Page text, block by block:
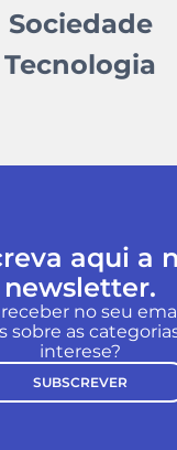
Sociedade
Tecnologia
aqui a
newsletter.
no seu
sobre as
interese?
SUBSCREVER